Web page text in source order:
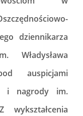
dziennikarza
Władysława
auspicjami
i nagrody im.
wykształcenia